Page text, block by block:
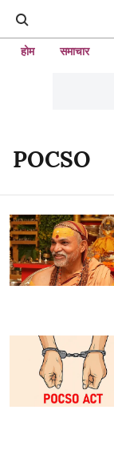
होम समाचार
POCSO